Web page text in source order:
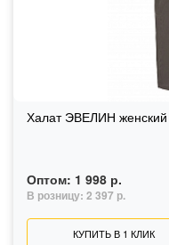
Халат ЭВЕЛИН женский
Оптом: 1 998 р.
В розницу: 2 397 р.
КУПИТЬ В 1 КЛИК